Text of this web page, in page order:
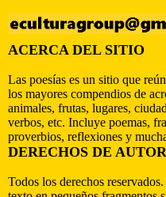
ACERCA DEL SITIO
Las poesías es un sitio que
los mayores compendios de
animales, frutas, lugares,
verbos, etc. Incluye poemas,
proverbios, reflexiones y
DERECHOS DE AUTOR
Todos los derechos